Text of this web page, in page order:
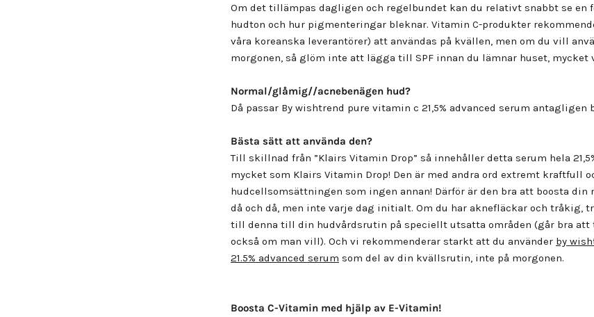
Om det tillämpas dagligen och regelbundet kan du relativt snabbt se en
hudton och hur pigmenteringar bleknar. Vitamin C-produkter
våra koreanska leverantörer) att användas på kvällen, men om du vill
morgonen, så glöm inte att lägga till SPF innan du lämnar huset, mycket
Normal/glåmig//acnebenägen hud?
Då passar By wishtrend pure vitamin c 21,5% advanced serum antagligen
Bästa sätt att använda den?
Till skillnad från ”Klairs Vitamin Drop” så innehåller detta serum hela
mycket som Klairs Vitamin Drop! Den är med andra ord extremt kraftfull
hudcellsomsättningen som ingen annan! Därför är den bra att boosta din
då och då, men inte varje dag initialt. Om du har aknefläckar och tråkig,
till denna till din hudvårdsrutin på speciellt utsatta områden (går bra att
också om man vill). Och vi rekommenderar starkt att du använder by
21.5% advanced serum som del av din kvällsrutin, inte på morgonen.
Boosta C-Vitamin med hjälp av E-Vitamin!